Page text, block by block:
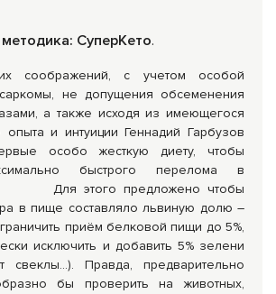
СуперКето.
соображений, с учетом особой
саркомы, не допущения обсеменения
а также исходя из имеющегося
опыта и интуиции Геннадий Гарбузов
особо жесткую диету, чтобы
быстрого перелома в
этого предложено чтобы
в пище составляло львиную долю –
приём белковой пищи до 5%,
исключить и добавить 5% зелени
свеклы…). Правда, предварительно
бы проверить на животных,